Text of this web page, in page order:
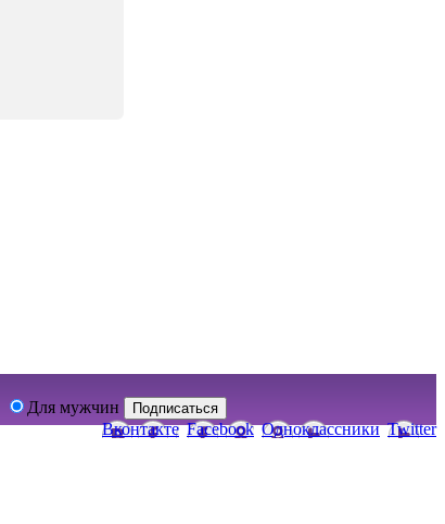
Для мужчин Подписаться
Вконтакте Facebook Одноклассники Twitter